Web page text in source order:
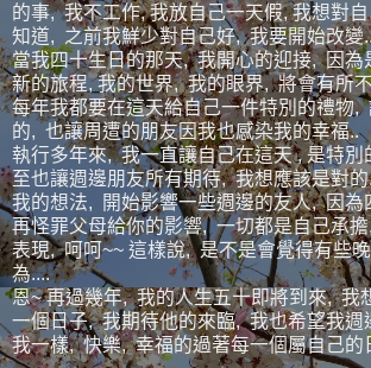
的事, 我不工作, 我放自己一天假, 我想對
知道, 之前我鮮少對自己好, 我要開始改變
當我四十生日的那天, 我開心的迎接, 因為
新的旅程, 我的世界, 我的眼界, 將會有所
每年我都要在這天給自己一件特別的禮物,
的, 也讓周遭的朋友因我也感染我的幸福..
執行多年來, 我一直讓自己在這天 , 是特
至也讓週邊朋友所有期待, 我想應該是對的
我的想法, 開始影響一些週邊的友人, 因為
再怪罪父母給你的影響, 一切都是自己承
表現, 呵呵~~ 這樣說, 是不是會覺得有些
為....
恩~ 再過幾年, 我的人生五十即將到來, 我
一個日子, 我期待他的來臨, 我也希望我週
我一樣, 快樂, 幸福的過著每一個屬自己的